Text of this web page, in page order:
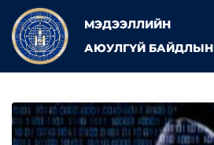
МЭДЭЭЛЛИЙН
АЮУЛГҮЙ БАЙДЛЫН